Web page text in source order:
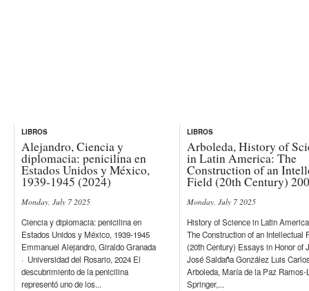
LIBROS
Alejandro, Ciencia y
diplomacia: penicilina en
Estados Unidos y México,
1939-1945 (2024)
Monday, July 7 2025
Ciencia y diplomacia: penicilina en
Estados Unidos y México, 1939-1945
Emmanuel Alejandro, Giraldo Granada
· Universidad del Rosario, 2024 El
descubrimiento de la penicilina
representó uno de los...
LIBROS
Arboleda, History of
in Latin America: The
Construction of an
Field (20th Century)
Monday, July 7 2025
History of Science in Latin
The Construction of an Intellectual
(20th Century) Essays in Honor of
José Saldaña González Luis
Arboleda, María de la Paz Ramos-
Springer,...